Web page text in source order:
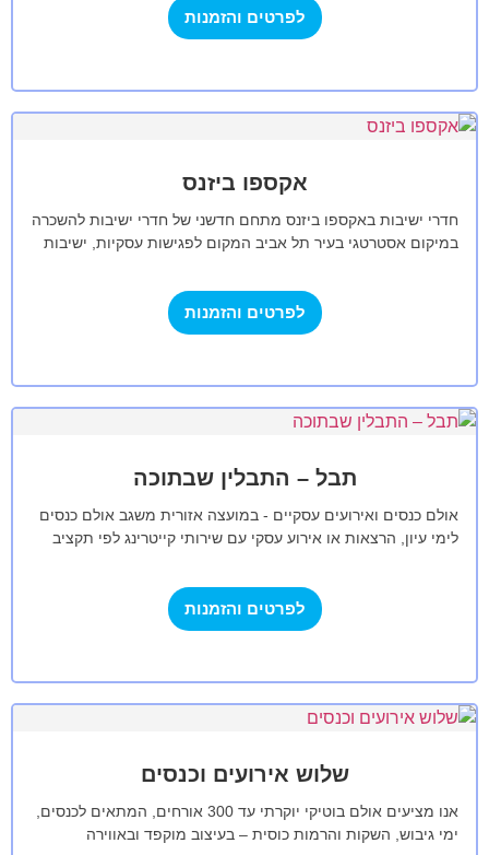
לפרטים והזמנות
אקספו ביזנס
חדרי ישיבות באקספו ביזנס מתחם חדשני של חדרי ישיבות להשכרה
במיקום אסטרטגי בעיר תל אביב המקום לפגישות עסקיות, ישיבות
לפרטים והזמנות
תבל – התבלין שבתוכה
אולם כנסים ואירועים עסקיים - במועצה אזורית משגב אולם כנסים
לימי עיון, הרצאות או אירוע עסקי עם שירותי קייטרינג לפי תקציב
לפרטים והזמנות
שלוש אירועים וכנסים
אנו מציעים אולם בוטיקי יוקרתי עד 300 אורחים, המתאים לכנסים,
ימי גיבוש, השקות והרמות כוסית – בעיצוב מוקפד ובאווירה